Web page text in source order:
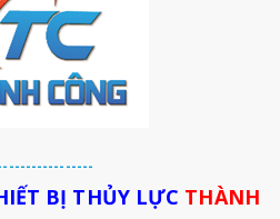
BỊ THỦY LỰC THÀNH